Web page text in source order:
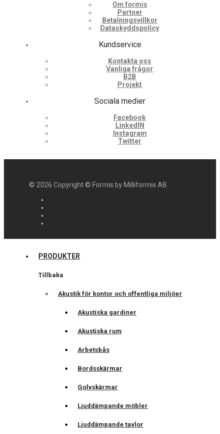
Om formis
Partner
Betalningsvillkor
Dataskyddspolicy
Kundservice
Kontakta oss
Vanliga frågor
B2B
Projekt
Sociala medier
Facebook
LinkedIN
Instagram
Twitter
© 2026 Copyright © Formis by Milliformis AB
PRODUKTER
Tillbaka
Akustik för kontor och offentliga miljöer
Akustiska gardiner
Akustiska rum
Arbetsbås
Bordsskärmar
Golvskärmar
Ljuddämpande möbler
Ljuddämpande tavlor